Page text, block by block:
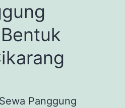
Panggung